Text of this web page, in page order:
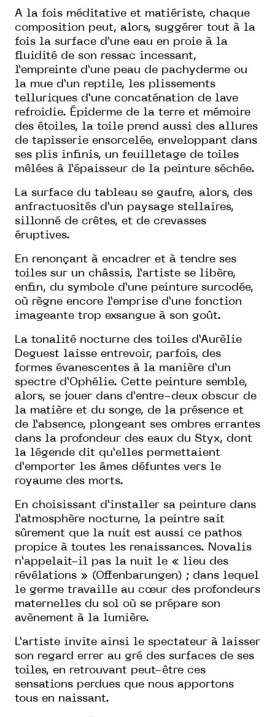
A la fois méditative et matiériste, chaque
composition peut, alors, suggérer tout à la
fois la surface d’une eau en proie à la
fluidité de son ressac incessant,
l’empreinte d’une peau de pachyderme ou
la mue d’un reptile, les plissements
telluriques d’une concaténation de lave
refroidie. Épiderme de la terre et mémoire
des étoiles, la toile prend aussi des allures
de tapisserie ensorcelée, enveloppant dans
ses plis infinis, un feuilletage de toiles
mêlées à l’épaisseur de la peinture séchée.
La surface du tableau se gaufre, alors, des
anfractuosités d’un paysage stellaires,
sillonné de crêtes, et de crevasses
éruptives.
En renonçant à encadrer et à tendre ses
toiles sur un châssis, l’artiste se libère,
enfin, du symbole d’une peinture surcodée,
où règne encore l’emprise d’une fonction
imageante trop exsangue à son goût.
La tonalité nocturne des toiles d’Aurèlie
Deguest laisse entrevoir, parfois, des
formes évanescentes à la manière d’un
spectre d’Ophélie. Cette peinture semble,
alors, se jouer dans d’entre-deux obscur de
la matière et du songe, de la présence et
de l’absence, plongeant ses ombres errantes
dans la profondeur des eaux du Styx, dont
la légende dit qu’elles permettaient
d’emporter les âmes défuntes vers le
royaume des morts.
En choisissant d’installer sa peinture dans
l’atmosphère nocturne, la peintre sait
sûrement que la nuit est aussi ce pathos
propice à toutes les renaissances. Novalis
n’appelait-il pas la nuit le « lieu des
révélations » (Offenbarungen) ; dans lequel
le germe travaille au cœur des profondeurs
maternelles du sol où se prépare son
avènement à la lumière.
L’artiste invite ainsi le spectateur à laisser
son regard errer au gré des surfaces de ses
toiles, en retrouvant peut-être ces
sensations perdues que nous apportons
tous en naissant.